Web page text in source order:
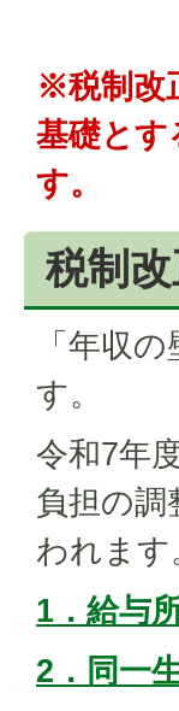
※税制改
基礎とす
す。
税制
「年収
す。
令和7年
負担の調
われます
1．給与
2．同一